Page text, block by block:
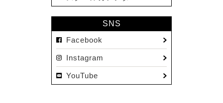
SNS
Facebook
Instagram
YouTube